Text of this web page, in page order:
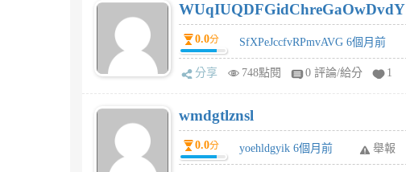
WUqIUQDFGidChreGaOwDvdY
0.0分 SfXPeJccfvRPmvAVG 6個月前
分享 748點閱 0 評論/給分 1
wmdgtlznsl
0.0分 yoehldgyik 6個月前 舉報